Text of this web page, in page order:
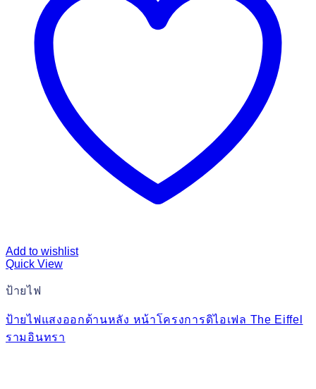
Add to wishlist
Quick View
ป้ายไฟ
ป้ายไฟแสงออกด้านหลัง หน้าโครงการดิไอเฟล The Eiffel
รามอินทรา